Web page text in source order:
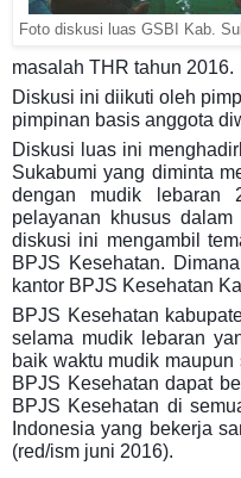
Foto diskusi luas GSBI Kab.
masalah THR tahun 2016.
Diskusi ini diikuti oleh
pimpinan basis anggota
Diskusi luas ini
Sukabumi yang diminta
dengan mudik lebaran
pelayanan khusus
diskusi ini mengambil
BPJS Kesehatan.
kantor BPJS Kesehatan
BPJS Kesehatan
selama mudik lebaran
baik waktu mudik
BPJS Kesehatan dapat
BPJS Kesehatan di
Indonesia yang bekerja
(red/ism juni 2016).